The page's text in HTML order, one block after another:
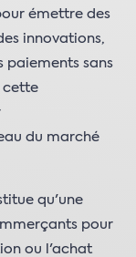
émettre des
innovations,
paiements sans
cette
du marché
qu'une
pour
ou l'achat